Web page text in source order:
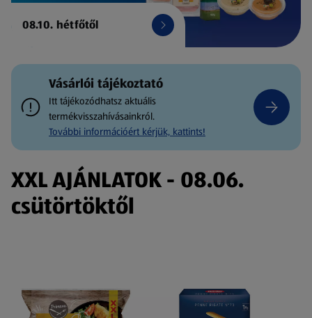
08.10. hétfőtől
Vásárlói tájékoztató
Itt tájékozódhatsz aktuális
termékvisszahívásainkról.
További információért kérjük, kattints!
XXL AJÁNLATOK - 08.06.
csütörtöktől